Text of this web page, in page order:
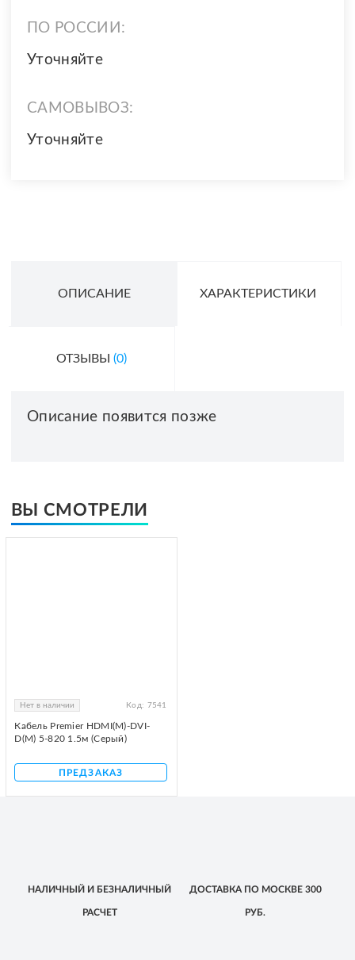
ПО РОССИИ:
Уточняйте
САМОВЫВОЗ:
Уточняйте
ОПИСАНИЕ ХАРАКТЕРИСТИКИ
ОТЗЫВЫ (0)
Описание появится позже
ВЫ СМОТРЕЛИ
Нет в наличии Код: 7541
Кабель Premier HDMI(M)-DVI-
D(M) 5-820 1.5м (Серый)
ПРЕДЗАКАЗ
НАЛИЧНЫЙ И БЕЗНАЛИЧНЫЙ
РАСЧЕТ
ДОСТАВКАПО МОСКВЕ300
РУБ.